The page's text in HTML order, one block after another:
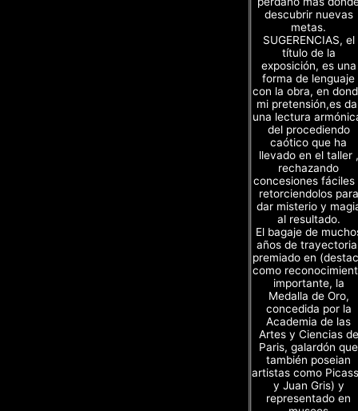
descubrir nuevas
metas.
SUGERENCIAS, el
título de la
exposición, es una
forma de lenguaje
con la obra, en
mi pretensión,es
una lectura
del procediendo
caótico que ha
llevado en el taller ,
rechazando
concesiones fáciles
retorciendolos para
dar misterio y
al resultado.
El bagaje de
años de
premiado en
como
importante, la
Medalla de Oro,
concedida por la
Academia de las
Artes y Ciencias de
Paris, galardón que
también poseian
artistas como
y Juan Gris) y
representado en